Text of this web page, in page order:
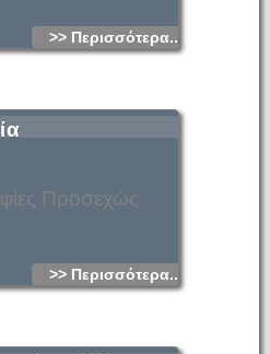
>> Περισσότερα...
Προσεχώς
>> Περισσότερα...